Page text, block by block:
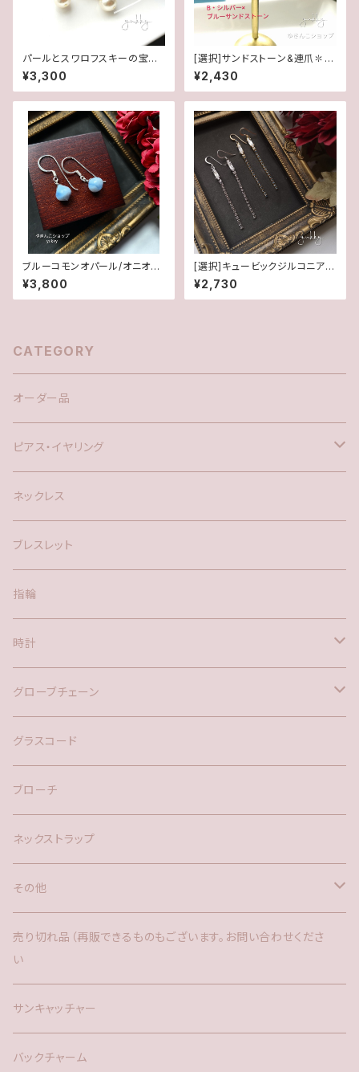
パールとスワロフスキーの宝石
箱シリーズ＊ポストピアス･イヤ
リング
¥3,300
[選択]サンドストーン&連爪✽サ
ークル(1ペア)14kgf/SFピアス
orイヤリング
¥2,430
ブルーコモンオパール/オニオン
カット✽Silver925ピアス/イヤ
リング★
¥3,800
[選択]キュービックジルコニア&
スワロフスキー(1ペア)✽ライン1
4kgf/SFピアス/イヤリング
¥2,730
CATEGORY
オーダー品
ピアス・イヤリング
silver925
アメリカン
ポスト
ネックレス
ブレスレット
指輪
時計
バックチャーム
ネックレス
グローブチェーン
バックチャーム
グラスコード
ブローチ
ネックストラップ
その他
バックチャーム
時計
サンキャッチャー
売り切れ品（再販できるものもございます。お問い合わせくださ
い
サンキャッチャー
バックチャーム